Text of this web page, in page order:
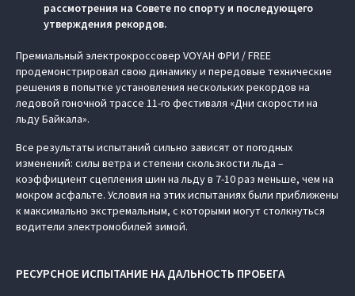
рассмотрения на Совете по спорту и последующего
утверждения рекордов.
Премиальный электрокроссовер VOYAH ФРИ / FREE
продемонстрировал свою динамику и передовые технические
решения в попытке установления нескольких рекордов на
ледовой гоночной трассе 11-го фестиваля «Дни скорости на
льду Байкала».
Все результаты испытаний сильно зависят от погодных
изменений: силы ветра и степени скользкости льда –
коэффициент сцепления шин на льду в 7-10 раз меньше, чем на
мокром асфальте. Условия на этих испытаниях были приближены
к максимально экстремальным, с которыми могут столкнуться
водители электромобилей зимой.
РЕСУРСНОЕ ИСПЫТАНИЕ НА ДАЛЬНОСТЬ ПРОБЕГА